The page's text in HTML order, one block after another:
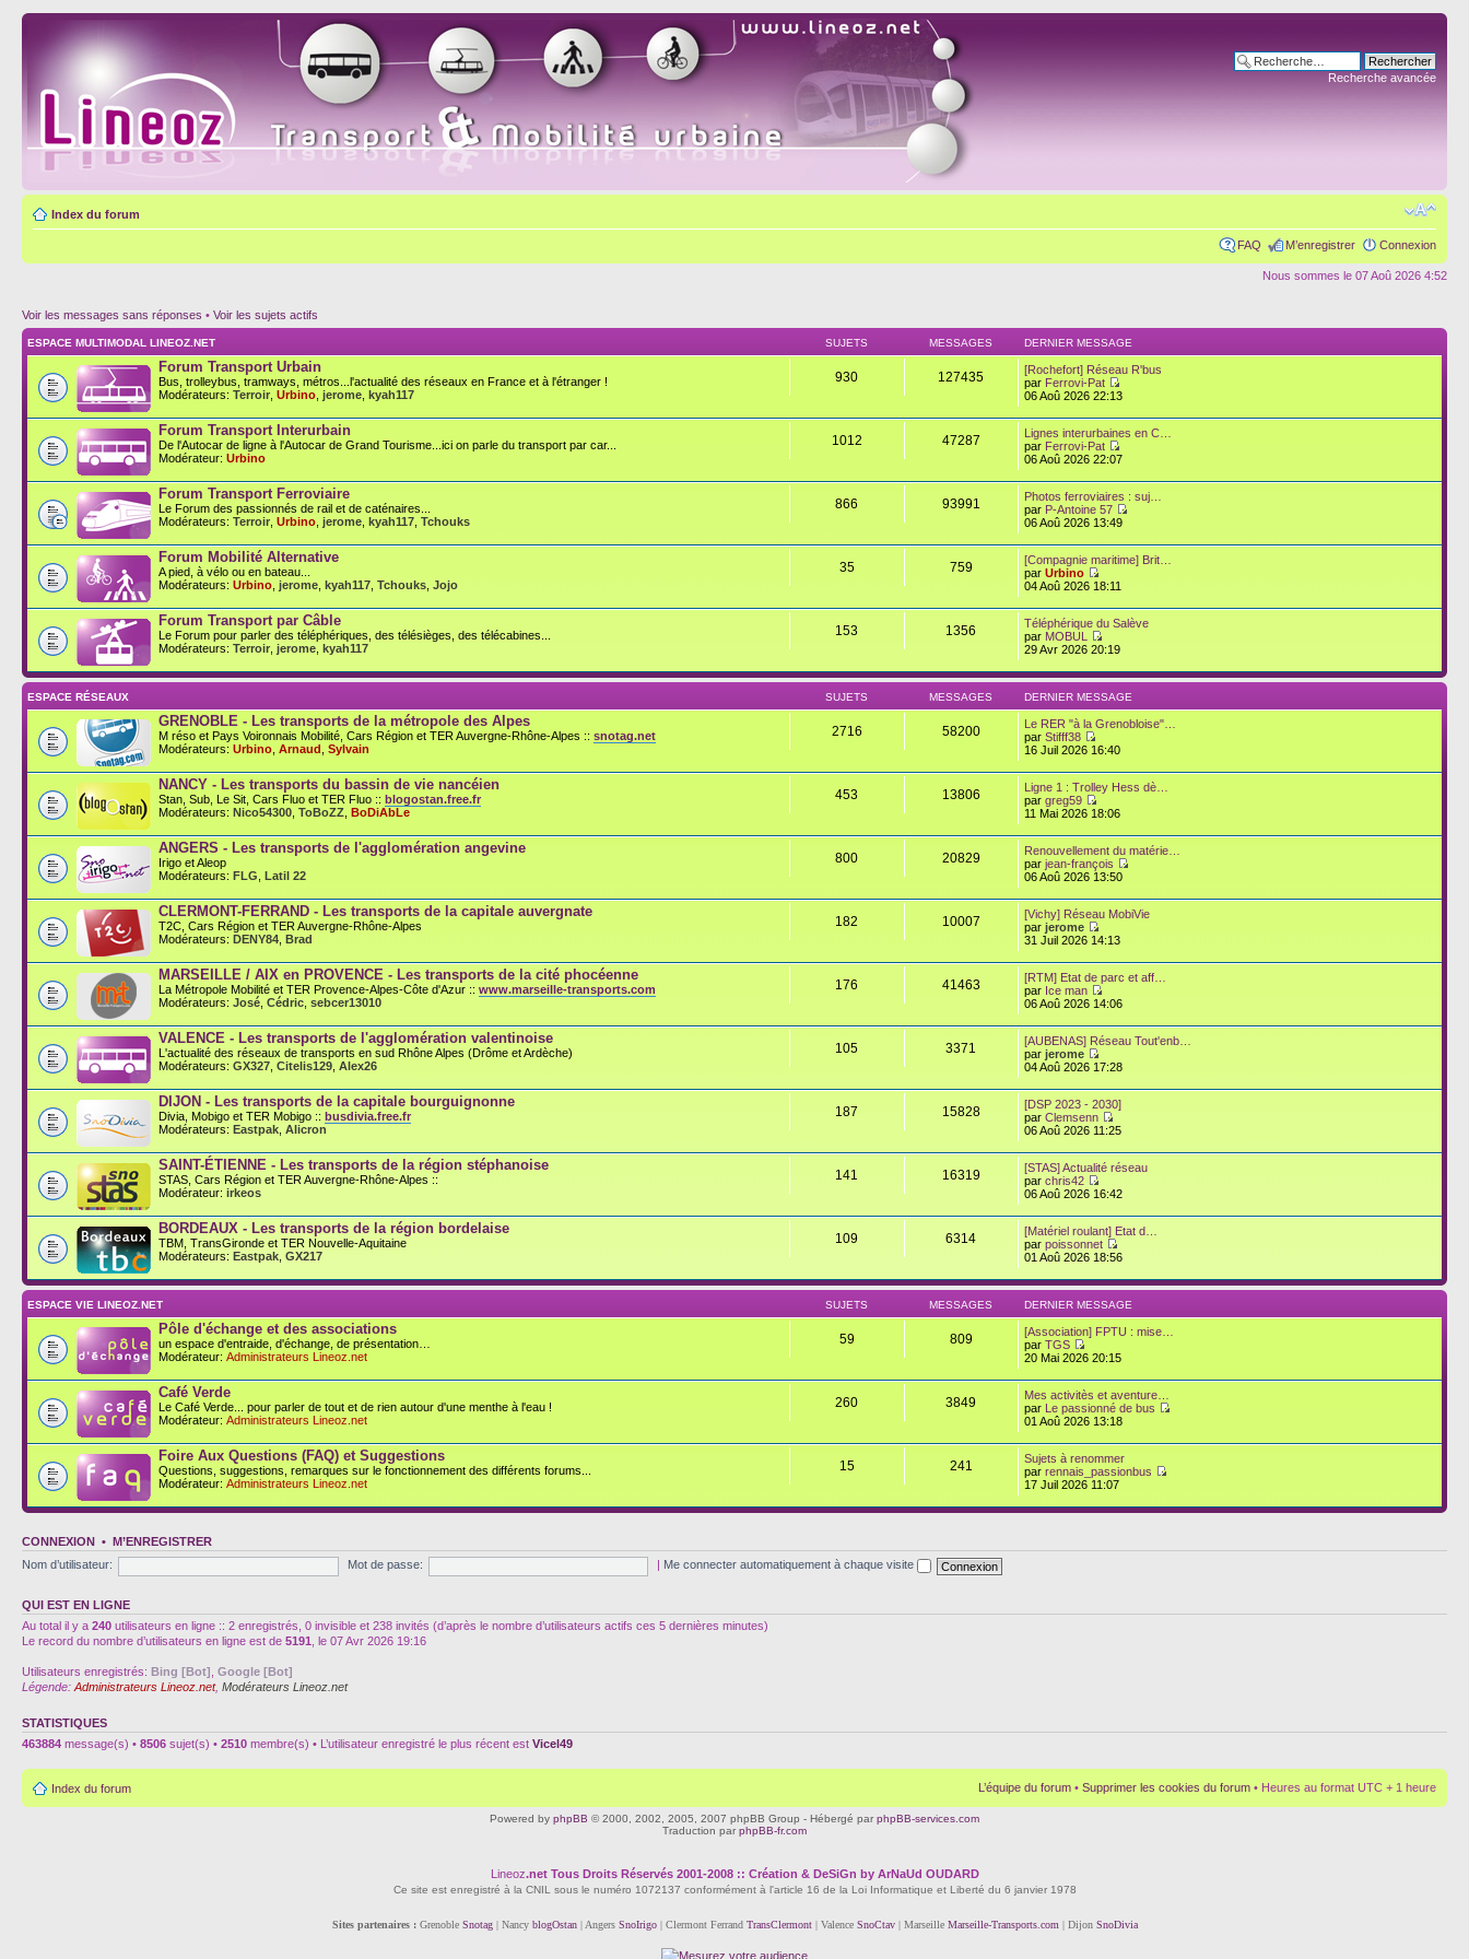
Recherche avancée
Index du forum
FAQ M’enregistrer Connexion
Nous sommes le 07 Aoû 2026 4:52
Voir les messages sans réponses • Voir les sujets actifs
ESPACE MULTIMODAL LINEOZ.NET SUJETS MESSAGES DERNIER MESSAGE
Forum Transport Urbain
Bus, trolleybus, tramways, métros...l'actualité des réseaux en France et à l'étranger !
Modérateurs: Terroir Urbino jerome kyah117
930 127435
[Rochefort] Réseau R'bus
par Ferrovi-Pat
06 Aoû 2026 22:13
Forum Transport Interurbain
De l'Autocar de ligne à l'Autocar de Grand Tourisme...ici on parle du transport par car...
Modérateur: Urbino
1012 47287
Lignes interurbaines en C…
par Ferrovi-Pat
06 Aoû 2026 22:07
Forum Transport Ferroviaire
Le Forum des passionnés de rail et de caténaires...
Modérateurs: Terroir Urbino jerome kyah117 Tchouks
866 93991
Photos ferroviaires : suj…
par P-Antoine 57
06 Aoû 2026 13:49
Forum Mobilité Alternative
A pied, à vélo ou en bateau...
Modérateurs: Urbino jerome kyah117 Tchouks Jojo
35 759
[Compagnie maritime] Brit…
parUrbino
04 Aoû 2026 18:11
Forum Transport par Câble
Le Forum pour parler des téléphériques, des télésièges, des télécabines...
Modérateurs: Terroir jerome kyah117
153 1356
Téléphérique du Salève
par MOBUL
29 Avr 2026 20:19
ESPACE RÉSEAUX SUJETS MESSAGES DERNIER MESSAGE
GRENOBLE - Les transports de la métropole des Alpes
M réso et Pays Voironnais Mobilité, Cars Région et TER Auvergne-Rhône-Alpes :: snotag.net
Modérateurs: Urbino Arnaud Sylvain
2716 58200
Le RER "à la Grenobloise"…
parStifff38
16 Juil 2026 16:40
NANCY - Les transports du bassin de vie nancéien
Stan, Sub, Le Sit, Cars Fluo et TER Fluo :: blogostan.free.fr
Modérateurs: Nico54300 ToBoZZ BoDiAbLe
453 13806
Ligne 1 : Trolley Hess dè…
pargreg59
11 Mai 2026 18:06
ANGERS - Les transports de l'agglomération angevine
Irigo et Aleop
Modérateurs: FLG Latil 22
800 20829
Renouvellement du matérie…
parjean-françois
06 Aoû 2026 13:50
CLERMONT-FERRAND - Les transports de la capitale auvergnate
T2C, Cars Région et TER Auvergne-Rhône-Alpes
Modérateurs: DENY84 Brad
182 10007
[Vichy] Réseau MobiVie
parjerome
31 Juil 2026 14:13
MARSEILLE / AIX en PROVENCE - Les transports de la cité phocéenne
La Métropole Mobilité et TER Provence-Alpes-Côte d'Azur :: www.marseille-transports.com
Modérateurs: José Cédric sebcer13010
176 41463
[RTM] Etat de parc et aff…
par Ice man
06 Aoû 2026 14:06
VALENCE - Les transports de l'agglomération valentinoise
L'actualité des réseaux de transports en sud Rhône Alpes (Drôme et Ardèche)
Modérateurs: GX327 Citelis129 Alex26
105 3371
[AUBENAS] Réseau Tout'enb…
parjerome
04 Aoû 2026 17:28
DIJON - Les transports de la capitale bourguignonne
Divia, Mobigo et TER Mobigo :: busdivia.free.fr
Modérateurs: Eastpak Alicron
187 15828
[DSP 2023 - 2030]
parClemsenn
06 Aoû 2026 11:25
SAINT-ÉTIENNE - Les transports de la région stéphanoise
STAS, Cars Région et TER Auvergne-Rhône-Alpes ::
Modérateur: irkeos
141 16319
[STAS] Actualité réseau
parchris42
06 Aoû 2026 16:42
BORDEAUX - Les transports de la région bordelaise
TBM, TransGironde et TER Nouvelle-Aquitaine
Modérateurs: Eastpak GX217
109 6314
[Matériel roulant] Etat d…
parpoissonnet
01 Aoû 2026 18:56
ESPACE VIE LINEOZ.NET SUJETS MESSAGES DERNIER MESSAGE
Pôle d'échange et des associations
un espace d'entraide, d'échange, de présentation…
Modérateur: Administrateurs Lineoz.net
59 809
[Association] FPTU : mise…
parTGS
20 Mai 2026 20:15
Café Verde
Le Café Verde... pour parler de tout et de rien autour d'une menthe à l'eau !
Modérateur: Administrateurs Lineoz.net
260 3849
Mes activitès et aventure…
par Le passionné de bus
01 Aoû 2026 13:18
Foire Aux Questions (FAQ) et Suggestions
Questions, suggestions, remarques sur le fonctionnement des différents forums...
Modérateur: Administrateurs Lineoz.net
15 241
Sujets à renommer
parrennais_passionbus
17 Juil 2026 11:07
CONNEXION • M’ENREGISTRER
Nom d’utilisateur:
Mot de passe: Me connecter automatiquement à chaque visite
QUI EST EN LIGNE
Au total il y a 240 utilisateurs en ligne :: 2 enregistrés, 0 invisible et 238 invités (d’après le nombre d’utilisateurs actifs ces 5 dernières minutes)
Le record du nombre d’utilisateurs en ligne est de 5191 , le 07 Avr 2026 19:16
Utilisateurs enregistrés: Bing [Bot] Google [Bot]
Légende: Administrateurs Lineoz.net, Modérateurs Lineoz.net
STATISTIQUES
463884 message(s) • 8506 sujet(s) • 2510 membre(s) • L’utilisateur enregistré le plus récent est Vicel49
Index du forum L’équipe du forum • Supprimer les cookies du forum • Heures au format UTC + 1 heure
Powered by phpBB © 2000, 2002, 2005, 2007 phpBB Group - Hébergé par phpBB-services.com
Traduction par phpBB-fr.com
Lineoz.netTous Droits Réservés 2001-2008 :: Création & DeSiGn by ArNaUd OUDARD
Ce site est enregistré à la CNIL sous le numéro 1072137 conformément à l'article 16 de la Loi Informatique et Liberté du 6 janvier 1978
Sites partenaires :Grenoble Snotag| Nancy blogOstan| Angers SnoIrigo| Clermont Ferrand TransClermont| Valence SnoCtav| Marseille Marseille-Transports.com | Dijon SnoDivia